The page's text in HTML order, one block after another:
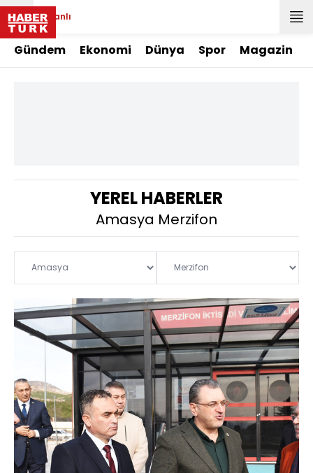
Canlı
Gündem Ekonomi Dünya Spor Magazin
YEREL HABERLER
Amasya Merzifon